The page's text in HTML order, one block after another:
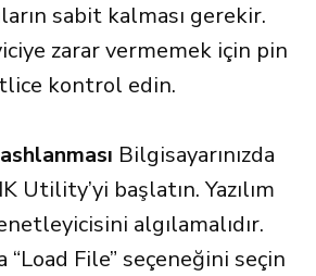
sabit kalması gerekir.
zarar vermemek için pin
kontrol edin.
Bilgisayarınızda
Utility’yi başlatın. Yazılım
algılamalıdır.
“Load File” seçeneğini seçin